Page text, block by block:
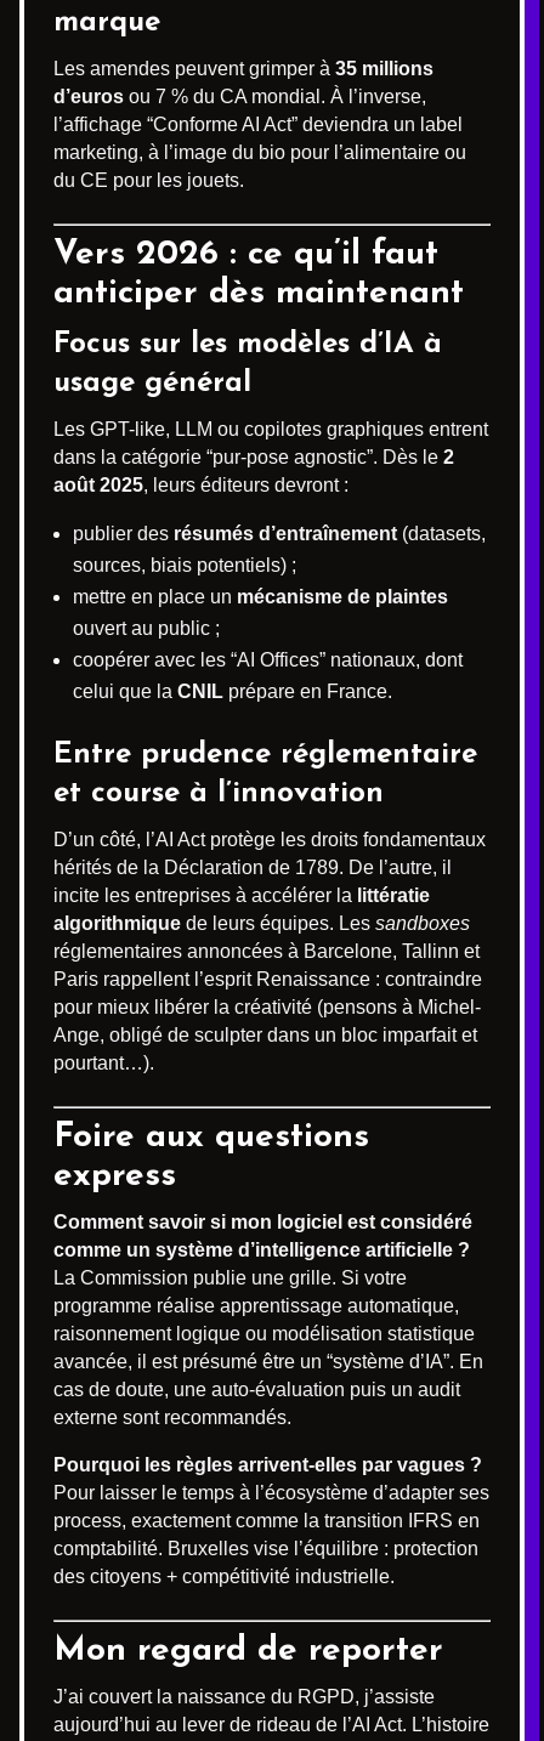
marque
Les amendes peuvent grimper à 35 millions
d’euros ou 7 % du CA mondial. À l’inverse,
l’affichage “Conforme AI Act” deviendra un label
marketing, à l’image du bio pour l’alimentaire ou
du CE pour les jouets.
Vers 2026 : ce qu’il faut
anticiper dès maintenant
Focus sur les modèles d’IA à
usage général
Les GPT-like, LLM ou copilotes graphiques entrent
dans la catégorie “pur-pose agnostic”. Dès le 2
août 2025, leurs éditeurs devront :
publier des résumés d’entraînement (datasets,
sources, biais potentiels) ;
mettre en place un mécanisme de plaintes
ouvert au public ;
coopérer avec les “AI Offices” nationaux, dont
celui que la CNIL prépare en France.
Entre prudence réglementaire
et course à l’innovation
D’un côté, l’AI Act protège les droits fondamentaux
hérités de la Déclaration de 1789. De l’autre, il
incite les entreprises à accélérer la littératie
algorithmique de leurs équipes. Les sandboxes
réglementaires annoncées à Barcelone, Tallinn et
Paris rappellent l’esprit Renaissance : contraindre
pour mieux libérer la créativité (pensons à Michel-
Ange, obligé de sculpter dans un bloc imparfait et
pourtant…).
Foire aux questions
express
Comment savoir si mon logiciel est considéré
comme un système d’intelligence artificielle ?
La Commission publie une grille. Si votre
programme réalise apprentissage automatique,
raisonnement logique ou modélisation statistique
avancée, il est présumé être un “système d’IA”. En
cas de doute, une auto-évaluation puis un audit
externe sont recommandés.
Pourquoi les règles arrivent-elles par vagues ?
Pour laisser le temps à l’écosystème d’adapter ses
process, exactement comme la transition IFRS en
comptabilité. Bruxelles vise l’équilibre : protection
des citoyens + compétitivité industrielle.
Mon regard de reporter
J’ai couvert la naissance du RGPD, j’assiste
aujourd’hui au lever de rideau de l’AI Act. L’histoire